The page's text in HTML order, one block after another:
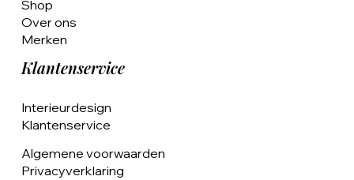
Shop
Over ons
Merken
Klantenservice
Interieurdesign
Klantenservice
Algemene voorwaarden
Privacyverklaring